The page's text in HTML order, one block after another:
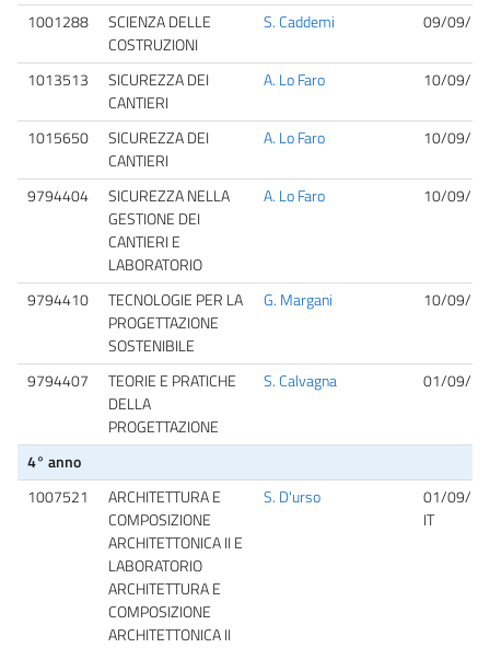
1001288
SCIENZA DELLE
COSTRUZIONI
S. Caddemi 09/09/
1013513
SICUREZZA DEI
CANTIERI
A. Lo Faro 10/09/
1015650
SICUREZZA DEI
CANTIERI
A. Lo Faro 10/09/
9794404
SICUREZZA NELLA
GESTIONE DEI
CANTIERI E
LABORATORIO
A. Lo Faro 10/09/
9794410
TECNOLOGIE PER LA
PROGETTAZIONE
SOSTENIBILE
G. Margani 10/09/
9794407
TEORIE E PRATICHE
DELLA
PROGETTAZIONE
S. Calvagna 01/09/
4° anno
1007521
ARCHITETTURA E
COMPOSIZIONE
ARCHITETTONICA II E
LABORATORIO
ARCHITETTURA E
COMPOSIZIONE
ARCHITETTONICA II
S. D'urso
01/09/
IT